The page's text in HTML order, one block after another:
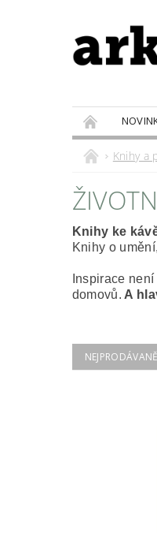
PRODÁVANÉ
Knihy a
Knihy ke
Knihy o
Inspirace
domovů. A